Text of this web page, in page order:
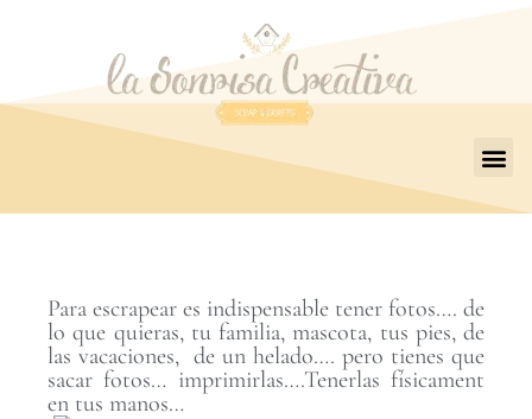
Para escrapear es indispensable tener fotos…. de
lo que quieras, tu familia, mascota, tus pies, de
las vacaciones, de un helado…. pero tienes que
sacar fotos… imprimirlas….Tenerlas físicament
en tus manos…